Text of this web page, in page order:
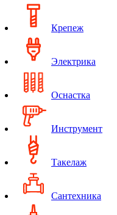
Крепеж
Электрика
Оснастка
Инструмент
Такелаж
Сантехника